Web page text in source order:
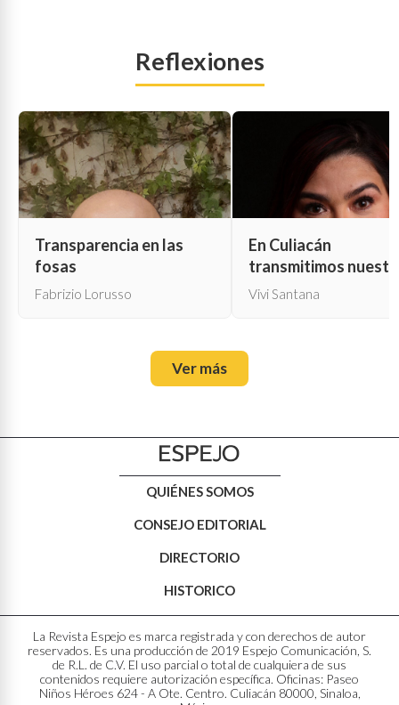
Reflexiones
Transparencia en las
fosas
Fabrizio Lorusso
En Culiacán
transmitimos
propia muerte
Vivi Santana
Ver más
QUIÉNES SOMOS
CONSEJO EDITORIAL
DIRECTORIO
HISTORICO
La Revista Espejo es marca registrada y con derechos de autor
reservados. Es una producción de 2019 Espejo Comunicación, S.
de R.L. de C.V. El uso parcial o total de cualquiera de sus
contenidos requiere autorización específica. Oficinas: Paseo
Niños Héroes 624 - A Ote. Centro. Culiacán 80000, Sinaloa,